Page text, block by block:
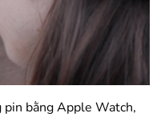
bằng Apple Watch,